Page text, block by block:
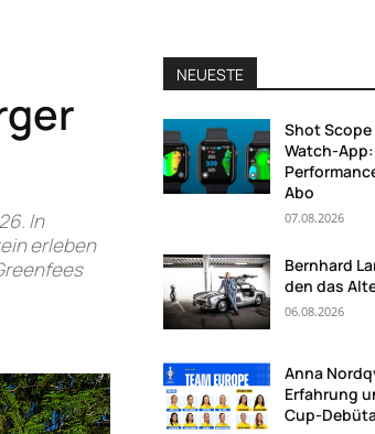
In
erleben
NEUESTE
Shot
Watch-
Abo
07.08.2026
Bernhard
den das
06.08.2026
Anna
Erfahrung
Cup-